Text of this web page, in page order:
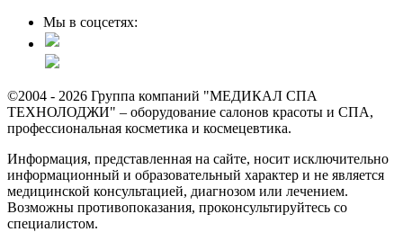
Мы в соцсетях:
©2004 - 2026 Группа компаний "МЕДИКАЛ СПА
ТЕХНОЛОДЖИ" – оборудование салонов красоты и СПА,
профессиональная косметика и космецевтика.
Информация, представленная на сайте, носит исключительно
информационный и образовательный характер и не является
медицинской консультацией, диагнозом или лечением.
Возможны противопоказания, проконсультируйтесь со
специалистом.